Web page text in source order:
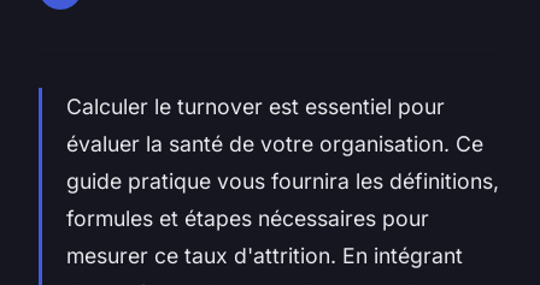
Calculer le turnover est essentiel pour
évaluer la santé de votre organisation. Ce
guide pratique vous fournira les définitions,
formules et étapes nécessaires pour
mesurer ce taux d'attrition. En intégrant